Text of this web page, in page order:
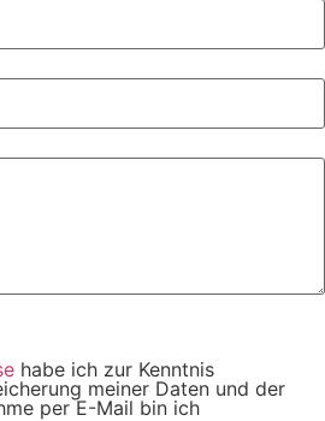
habe ich zur Kenntnis
meiner Daten und der
per E-Mail bin ich